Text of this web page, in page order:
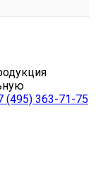
(495) 363-71-75